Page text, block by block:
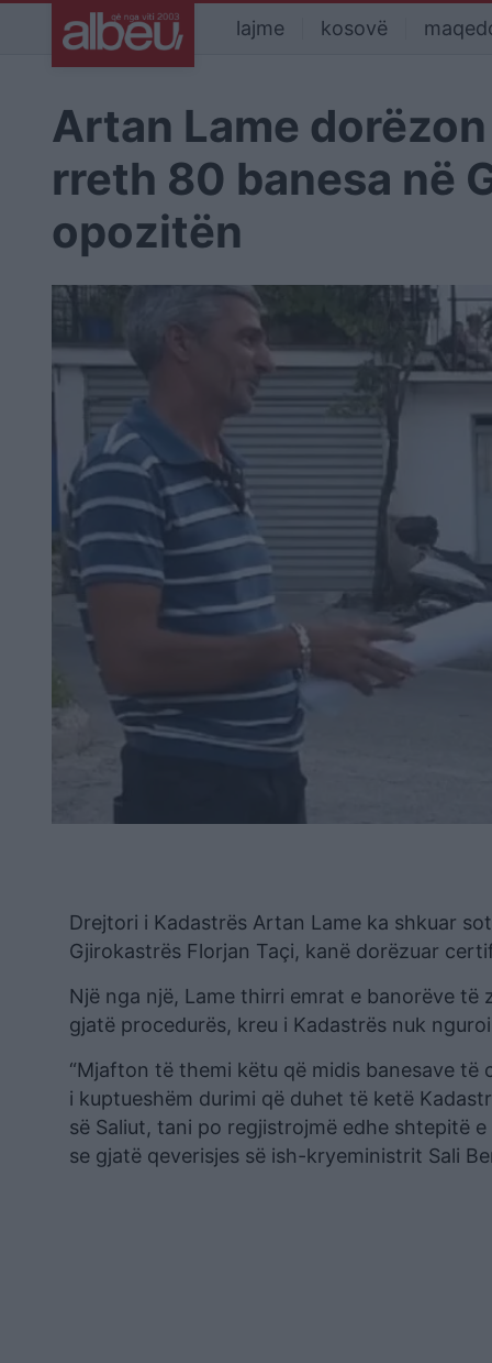
lajme kosovë
Artan Lame
rreth 80 banesa në
opozitën
Drejtori i Kadastrës Artan Lame ka shkuar
Gjirokastrës Florjan Taçi, kanë dorëzuar
Një nga një, Lame thirri emrat e banorëve
gjatë procedurës, kreu i Kadastrës nuk
“Mjafton të themi këtu që midis banesave
i kuptueshëm durimi që duhet të ketë
së Saliut, tani po regjistrojmë edhe shtepitë
se gjatë qeverisjes së ish-kryeministrit Sali